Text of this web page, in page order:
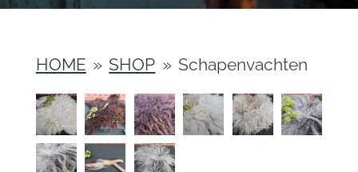
HOME » SHOP » Schapenvachten